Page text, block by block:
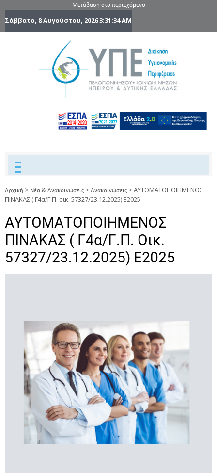
Μετάβαση στο περιεχόμενο
Σάββατο, 8 Αυγούστου, 20263:31:34 AM
Ηπείρου
Δυτικής
Ελλάδας
Αρχική > Νέα & Ανακοινώσεις > Ανακοινώσεις > ΑΥΤΟΜΑΤΟΠΟΙΗΜΕΝΟΣ
ΠΙΝΑΚΑΣ ( Γ4α/Γ.Π. οικ. 57327/23.12.2025) Ε2025
ΑΥΤΟΜΑΤΟΠΟΙΗΜΕΝΟΣ
ΠΙΝΑΚΑΣ ( Γ4α/Γ.Π. Οικ.
57327/23.12.2025) Ε2025